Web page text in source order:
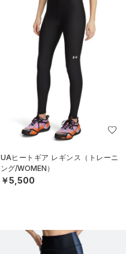
UAヒートギア レギンス（トレーニ
ング/WOMEN）
￥5,500